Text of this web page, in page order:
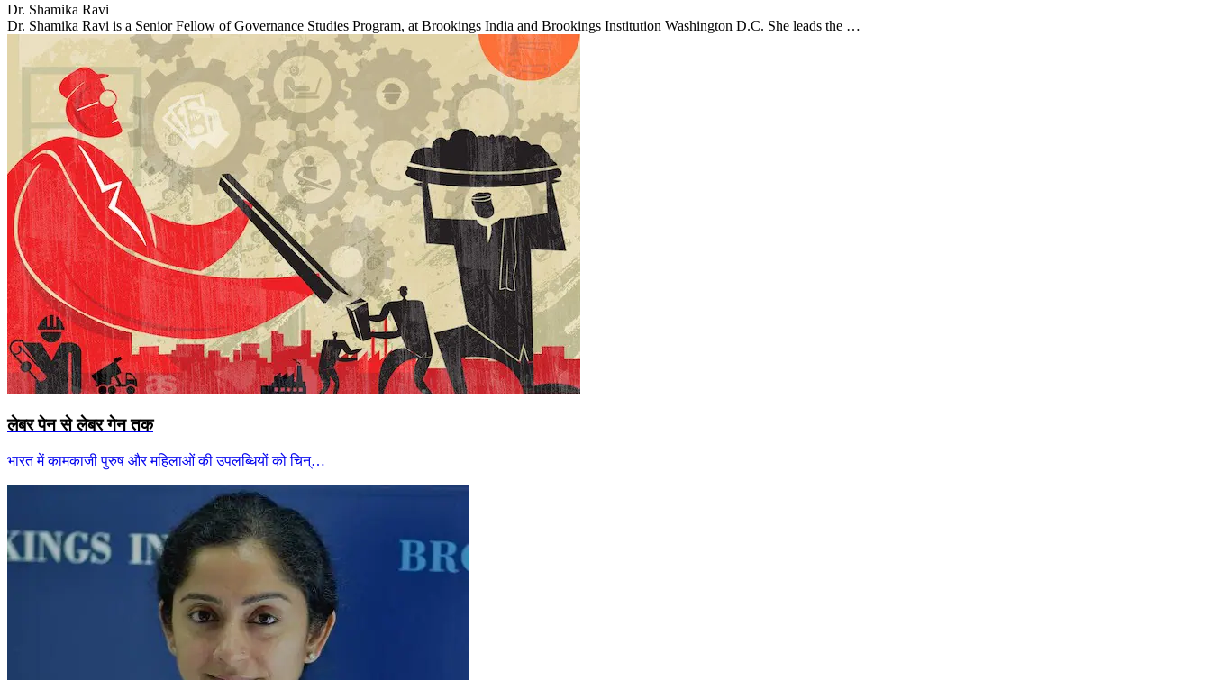
Dr. Shamika Ravi
Dr. Shamika Ravi is a Senior Fellow of Governance Studies Program, at Brookings India and Brookings Institution Washington D.C. She leads the …
लेबर पेन से लेबर गेन तक
भारत में कामकाजी पुरुष और महिलाओं की उपलब्धियों को चिन्…